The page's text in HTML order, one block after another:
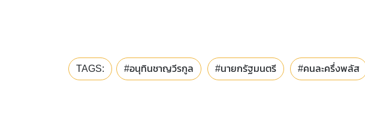
TAGS: #อนุทินชาญวีรกูล #นายกรัฐมนตรี #คนละครึ่งพลัส